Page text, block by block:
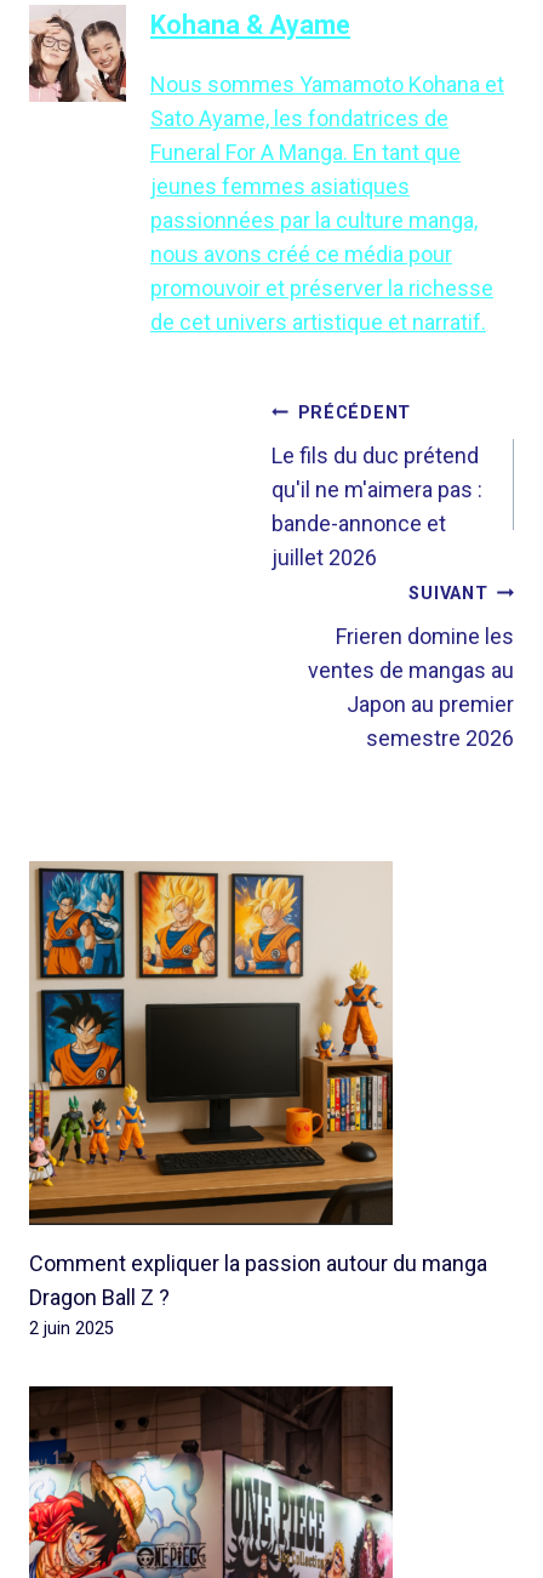
Kohana & Ayame
Nous sommes Yamamoto Kohana et
Sato Ayame, les fondatrices de
Funeral For A Manga. En tant que
jeunes femmes asiatiques
passionnées par la culture manga,
nous avons créé ce média pour
promouvoir et préserver la richesse
de cet univers artistique et narratif.
NAVIGATION
L’ARTICLE
PRÉCÉDENT
Le fils du duc prétend
qu'il ne m'aimera pas :
bande-annonce et
juillet 2026
SUIVANT
Frieren domine les
ventes de mangas au
Japon au premier
semestre 2026
Comment expliquer la passion autour du manga
Dragon Ball Z ?
2 juin 2025